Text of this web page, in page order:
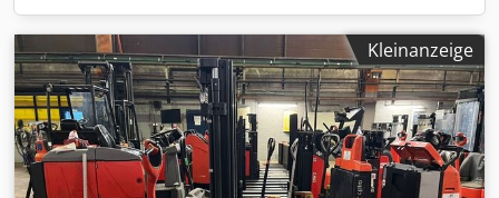
Kleinanzeige